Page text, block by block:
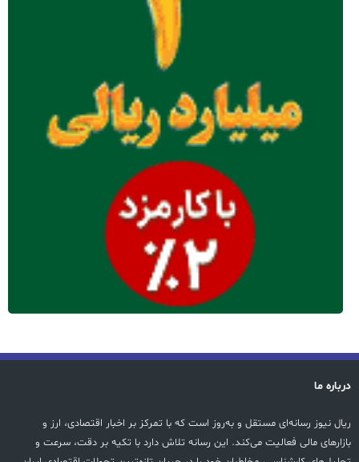
درباره ما
ریال نیوز رسانه‌ای مستقل و به‌روز است که با تمرکز بر اخبار اقتصادی، ارز و
بازارهای مالی فعالیت می‌کند. این رسانه تلاش دارد با تکیه بر دقت، سرعت و